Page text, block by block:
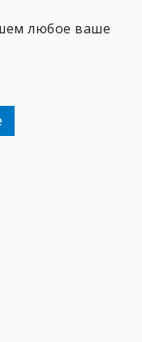
любое ваше